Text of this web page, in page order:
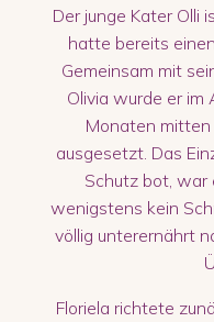
Der junge Kater Olli
hatte bereits
Gemeinsam mit
Olivia wurde er im
Monaten mitten
ausgesetzt. Das
Schutz bot, war
wenigstens kein
völlig unterernährt
Floriela richtete